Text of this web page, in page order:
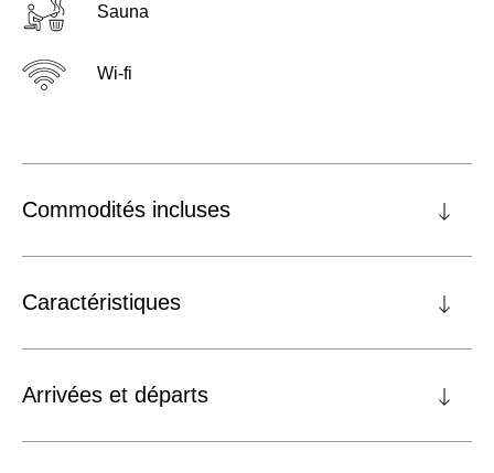
Sauna
Wi-fi
Commodités incluses
Caractéristiques
Arrivées et départs